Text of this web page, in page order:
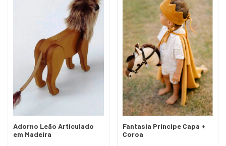
Adorno Leão Articulado
em Madeira
Fantasia Príncipe Capa +
Coroa